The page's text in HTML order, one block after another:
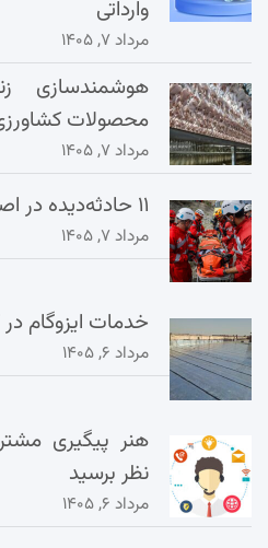
وارداتی
مرداد ۷, ۱۴۰۵
هوشمندسازی
محصولات
مرداد ۷, ۱۴۰۵
۱۱ حادثه‌دیده در اصفهان امدادرسانی شدند
مرداد ۷, ۱۴۰۵
خدمات ایزوگام
مرداد ۶, ۱۴۰۵
هنر پیگیری
نظر برسید
مرداد ۶, ۱۴۰۵